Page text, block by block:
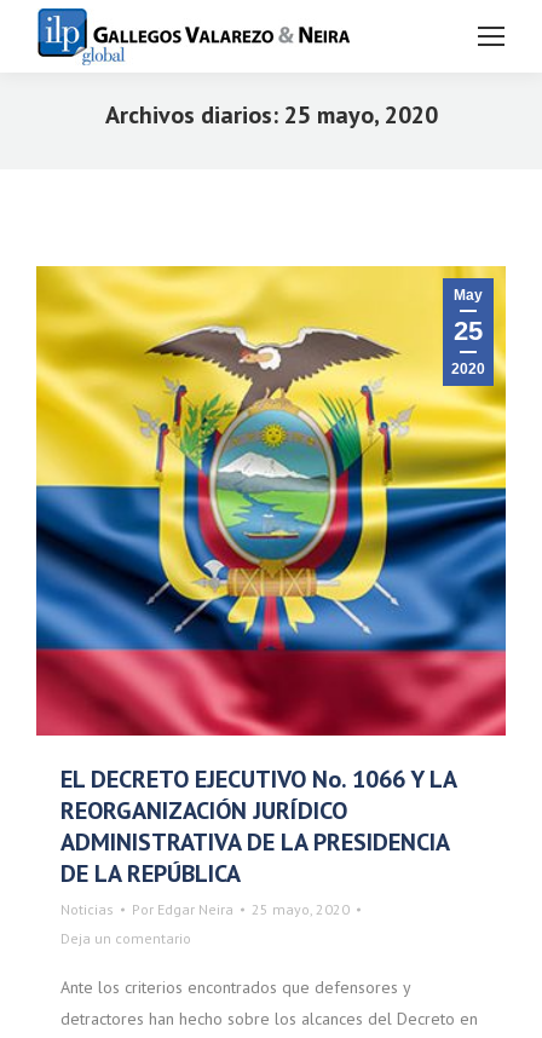
Archivos diarios: 25 mayo, 2020
May
25
2020
EL DECRETO EJECUTIVO No. 1066 Y LA
REORGANIZACIÓN JURÍDICO
ADMINISTRATIVA DE LA PRESIDENCIA
DE LA REPÚBLICA
Noticias Por Edgar Neira
25 mayo, 2020
Deja un comentario
Ante los criterios encontrados que defensores y
detractores han hecho sobre los alcances del Decreto en